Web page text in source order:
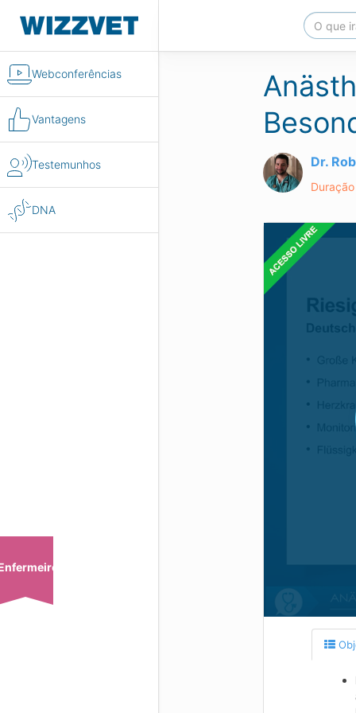
Webconferências
Vantagens
Testemunhos
DNA
Dr.